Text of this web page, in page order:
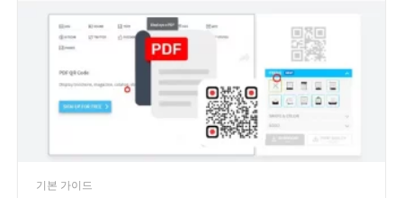
기본 가이드